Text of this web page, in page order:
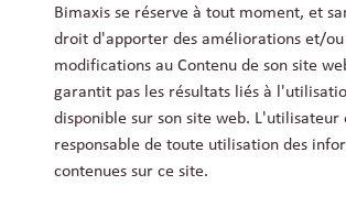
Bimaxis se réserve à tout moment, et
droit d'apporter des améliorations et/ou
modifications au Contenu de son site
garantit pas les résultats liés à
disponible sur son site web. L'utilisateur
responsable de toute utilisation des
contenues sur ce site.